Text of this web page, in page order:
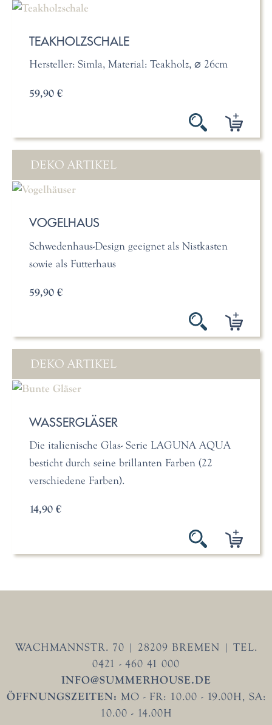
TEAKHOLZSCHALE
Hersteller: Simla, Material: Teakholz, ⌀ 26cm
59,90 €
DEKO ARTIKEL
VOGELHAUS
Schwedenhaus-Design geeignet als Nistkasten
sowie als Futterhaus
59,90 €
DEKO ARTIKEL
WASSERGLÄSER
Die italienische Glas- Serie LAGUNA AQUA
besticht durch seine brillanten Farben (22
verschiedene Farben).
14,90 €
WACHMANNSTR. 70 | 28209 BREMEN | TEL.
0421 - 460 41 000
INFO@SUMMERHOUSE.DE
ÖFFNUNGSZEITEN: MO - FR: 10.00 - 19.00H, SA:
10.00 - 14.00H